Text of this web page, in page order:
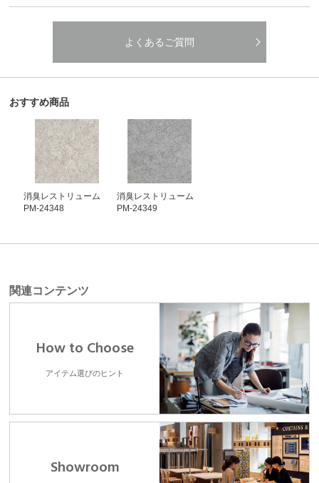
よくあるご質問
おすすめ商品
消臭レストリューム
PM-24348
消臭レストリューム
PM-24349
関連コンテンツ
How to Choose
アイテム選びのヒント
Showroom